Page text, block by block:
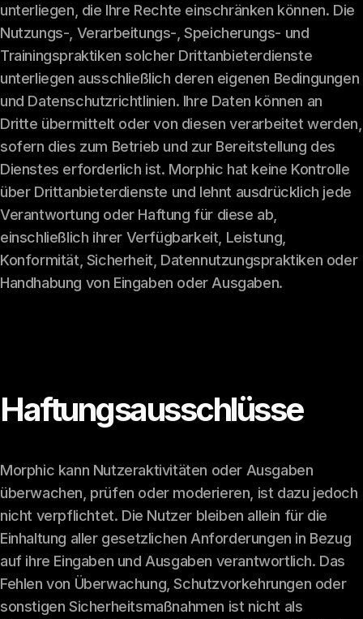
unterliegen, die Ihre Rechte einschränken können. Die
Nutzungs-, Verarbeitungs-, Speicherungs- und
Trainingspraktiken solcher Drittanbieterdienste
unterliegen ausschließlich deren eigenen Bedingungen
und Datenschutzrichtlinien. Ihre Daten können an
Dritte übermittelt oder von diesen verarbeitet werden,
sofern dies zum Betrieb und zur Bereitstellung des
Dienstes erforderlich ist. Morphic hat keine Kontrolle
über Drittanbieterdienste und lehnt ausdrücklich jede
Verantwortung oder Haftung für diese ab,
einschließlich ihrer Verfügbarkeit, Leistung,
Konformität, Sicherheit, Datennutzungspraktiken oder
Handhabung von Eingaben oder Ausgaben.
Haftungsausschlüsse
Morphic kann Nutzeraktivitäten oder Ausgaben
überwachen, prüfen oder moderieren, ist dazu jedoch
nicht verpflichtet. Die Nutzer bleiben allein für die
Einhaltung aller gesetzlichen Anforderungen in Bezug
auf ihre Eingaben und Ausgaben verantwortlich. Das
Fehlen von Überwachung, Schutzvorkehrungen oder
sonstigen Sicherheitsmaßnahmen ist nicht als